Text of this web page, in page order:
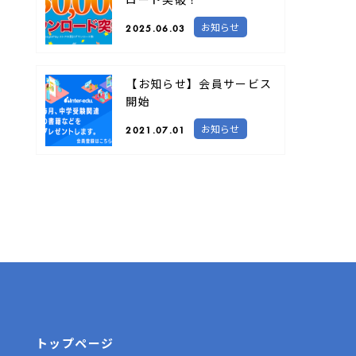
2025.06.03 お知らせ
【お知らせ】会員サービス
開始
2021.07.01 お知らせ
トップページ